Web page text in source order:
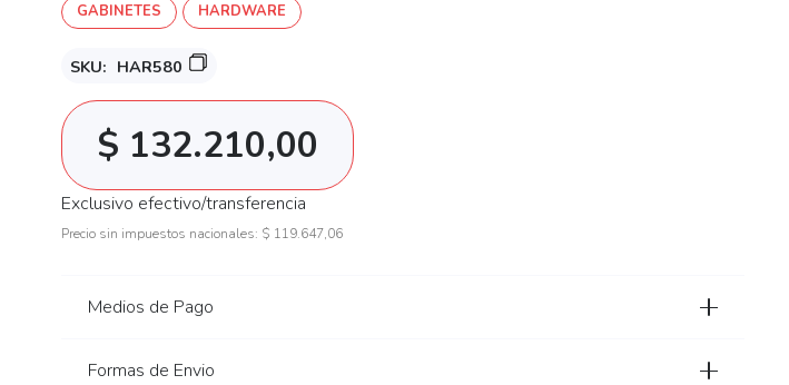
GABINETES HARDWARE
SKU: HAR580
$ 132.210,00
Exclusivo efectivo/transferencia
Precio sin impuestos nacionales: $ 119.647,06
Medios de Pago
Formas de Envio